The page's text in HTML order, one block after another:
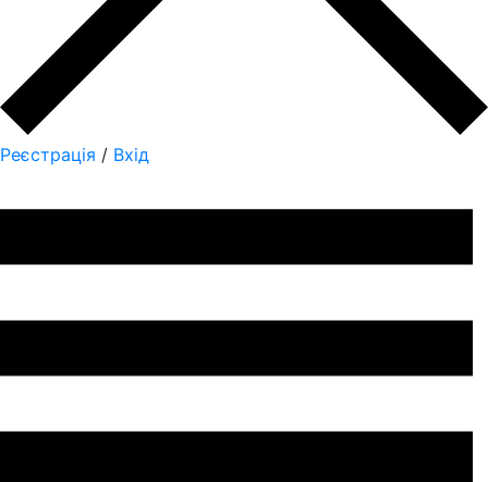
Реєстрація / Вхід